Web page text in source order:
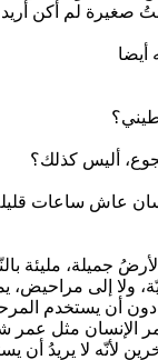
لم أكن أريد أن
أليس كذلك؟
ساعات قليلة أو
مليئة
إلى مراحيض، يمكنُ
يستخدم
مثل عمر
لأنّه لا يريدُ أن